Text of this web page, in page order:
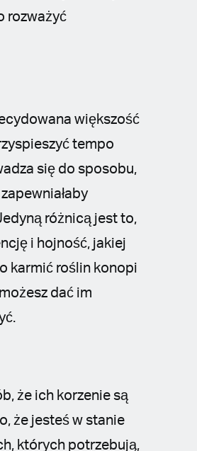
rozważyć
większość
tempo
się do sposobu,
różnicą jest to,
i hojność, jakiej
karmić roślin konopi
dać im
że ich korzenie są
że jesteś w stanie
których potrzebują,